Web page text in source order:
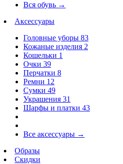
Вся обувь →
Аксессуары
Головные уборы 83
Кожаные изделия 2
Кошельки 1
Очки 39
Перчатки 8
Ремни 12
Сумки 49
Украшения 31
Шарфы и платки 43
Все аксессуары →
Образы
Скидки